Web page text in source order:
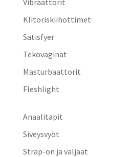
Vibraattorit
Klitoriskiihottimet
Satisfyer
Tekovaginat
Masturbaattorit
Fleshlight
Anaalitapit
Siveysvyöt
Strap-on ja valjaat